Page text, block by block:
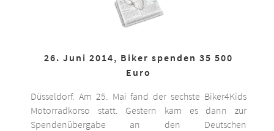
26. Juni 2014, Biker spenden 35 500
Euro
Düsseldorf. Am 25. Mai fand der sechste Biker4Kids
Motorradkorso statt. Gestern kam es dann zur
Spendenübergabe an den Deutschen